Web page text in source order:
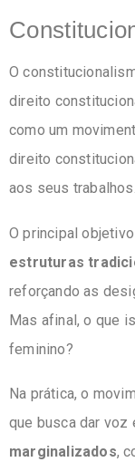
O
direito
como um
direito
aos seus trabalhos.
O principal
estruturas
reforçando as
Mas afinal, o que
feminino?
Na prática, o
que busca dar voz
marginalizados,